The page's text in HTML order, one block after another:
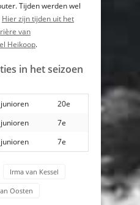
Tijden werden wel
Hier zijn tijden uit het
van
Heikoop.
in het seizoen
junioren
20e
junioren
7e
junioren 7e
Irma van Kessel
Oosten